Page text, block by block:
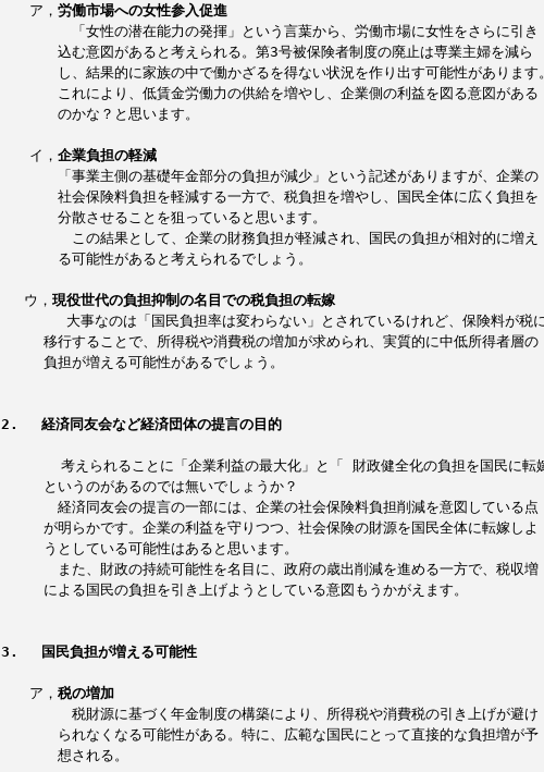
ア，労働市場への女性参入促進
「女性の潜在能力の発揮」という言葉から、労働市場に女性をさらに引き
込む意図があると考えられる。第3号被保険者制度の廃止は専業主婦を減ら
し、結果的に家族の中で働かざるを得ない状況を作り出す可能性があります。
これにより、低賃金労働力の供給を増やし、企業側の利益を図る意図がある
のかな？と思います。
イ，企業負担の軽減
「事業主側の基礎年金部分の負担が減少」という記述がありますが、企業の
社会保険料負担を軽減する一方で、税負担を増やし、国民全体に広く負担を
分散させることを狙っていると思います。
この結果として、企業の財務負担が軽減され、国民の負担が相対的に増え
る可能性があると考えられるでしょう。
ウ，現役世代の負担抑制の名目での税負担の転嫁
大事なのは「国民負担率は変わらない」とされているけれど、保険料が税に
移行することで、所得税や消費税の増加が求められ、実質的に中低所得者層の
負担が増える可能性があるでしょう。
2. 　経済同友会など経済団体の提言の目的
考えられることに「企業利益の最大化」と「 財政健全化の負担を国民に
というのがあるのでは無いでしょうか？
経済同友会の提言の一部には、企業の社会保険料負担削減を意図している点
が明らかです。企業の利益を守りつつ、社会保険の財源を国民全体に転嫁しよ
うとしている可能性はあると思います。
また、財政の持続可能性を名目に、政府の歳出削減を進める一方で、税収増
による国民の負担を引き上げようとしている意図もうかがえます。
3.　 国民負担が増える可能性
ア，税の増加
税財源に基づく年金制度の構築により、所得税や消費税の引き上げが避け
られなくなる可能性がある。特に、広範な国民にとって直接的な負担増が予
想される。